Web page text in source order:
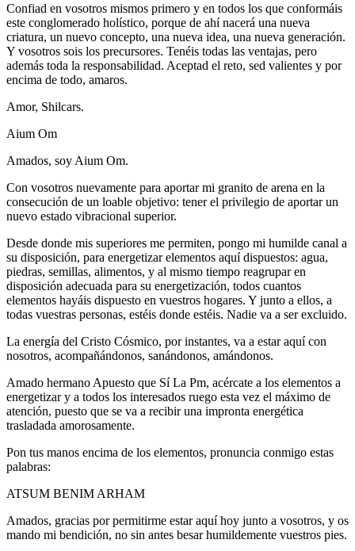
Confiad en vosotros mismos primero y en todos los que conformáis
este conglomerado holístico, porque de ahí nacerá una nueva
criatura, un nuevo concepto, una nueva idea, una nueva generación.
Y vosotros sois los precursores. Tenéis todas las ventajas, pero
además toda la responsabilidad. Aceptad el reto, sed valientes y por
encima de todo, amaros.
Amor, Shilcars.
Aium Om
Amados, soy Aium Om.
Con vosotros nuevamente para aportar mi granito de arena en la
consecución de un loable objetivo: tener el privilegio de aportar un
nuevo estado vibracional superior.
Desde donde mis superiores me permiten, pongo mi humilde canal a
su disposición, para energetizar elementos aquí dispuestos: agua,
piedras, semillas, alimentos, y al mismo tiempo reagrupar en
disposición adecuada para su energetización, todos cuantos
elementos hayáis dispuesto en vuestros hogares. Y junto a ellos, a
todas vuestras personas, estéis donde estéis. Nadie va a ser excluido.
La energía del Cristo Cósmico, por instantes, va a estar aquí con
nosotros, acompañándonos, sanándonos, amándonos.
Amado hermano Apuesto que Sí La Pm, acércate a los elementos a
energetizar y a todos los interesados ruego esta vez el máximo de
atención, puesto que se va a recibir una impronta energética
trasladada amorosamente.
Pon tus manos encima de los elementos, pronuncia conmigo estas
palabras:
ATSUM BENIM ARHAM
Amados, gracias por permitirme estar aquí hoy junto a vosotros, y os
mando mi bendición, no sin antes besar humildemente vuestros pies.